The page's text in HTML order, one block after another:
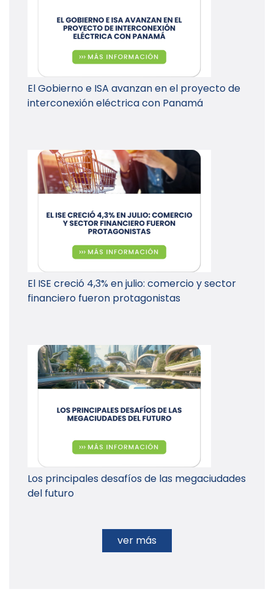
El Gobierno e ISA avanzan en el proyecto de
interconexión eléctrica con Panamá
El ISE creció 4,3% en julio: comercio y sector
financiero fueron protagonistas
Los principales desafíos de las megaciudades
del futuro
ver más